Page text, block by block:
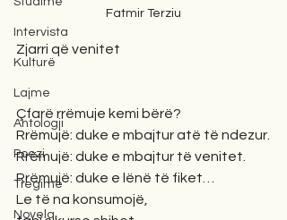
Intervista
Kulturë
Lajme
Antologji
Poezi
Tregime
Novela
Fatmir Terziu
Zjarri që venitet
Çfarë rrëmuje kemi bërë?
Rrëmujë: duke e mbajtur atë të ndezur.
Rrëmujë: duke e mbajtur të venitet.
Rrëmujë: duke e lënë të fiket…
Le të na konsumojë,